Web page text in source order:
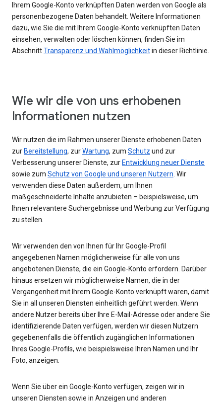
Ihrem Google-Konto verknüpften Daten werden von Google als
personenbezogene Daten behandelt. Weitere Informationen
dazu, wie Sie die mit Ihrem Google-Konto verknüpften Daten
einsehen, verwalten oder löschen können, finden Sie im
AbschnittTransparenz und Wahlmöglichkeitin dieser Richtlinie.
Wie wir die von uns erhobenen
Informationen nutzen
Wir nutzen die im Rahmen unserer Dienste erhobenen Daten
zur Bereitstellung, zurWartung, zum Schutz und zur
Verbesserung unserer Dienste, zur Entwicklung neuer Dienste
sowie zum Schutz von Google und unseren Nutzern. Wir
verwenden diese Daten außerdem, um Ihnen
maßgeschneiderte Inhalte anzubieten – beispielsweise, um
Ihnen relevantere Suchergebnisse und Werbung zur Verfügung
zu stellen.
Wir verwenden den von Ihnen für Ihr Google-Profil
angegebenen Namen möglicherweise für alle von uns
angebotenen Dienste, die ein Google-Konto erfordern. Darüber
hinaus ersetzen wir möglicherweise Namen, die in der
Vergangenheit mit Ihrem Google-Konto verknüpft waren, damit
Sie in all unseren Diensten einheitlich geführt werden. Wenn
andere Nutzer bereits über Ihre E-Mail-Adresse oder andere Sie
identifizierende Daten verfügen, werden wir diesen Nutzern
gegebenenfalls die öffentlich zugänglichen Informationen
Ihres Google-Profils, wie beispielsweise Ihren Namen und Ihr
Foto, anzeigen.
Wenn Sie über ein Google-Konto verfügen, zeigen wir in
unseren Diensten sowie in Anzeigen und anderen